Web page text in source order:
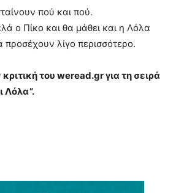
πού και πού.
ο Πίκο και θα μάθει και η Λόλα
προσέχουν λίγο περισσότερο.
κριτική του weread.gr για τη σειρά
Λόλα”.